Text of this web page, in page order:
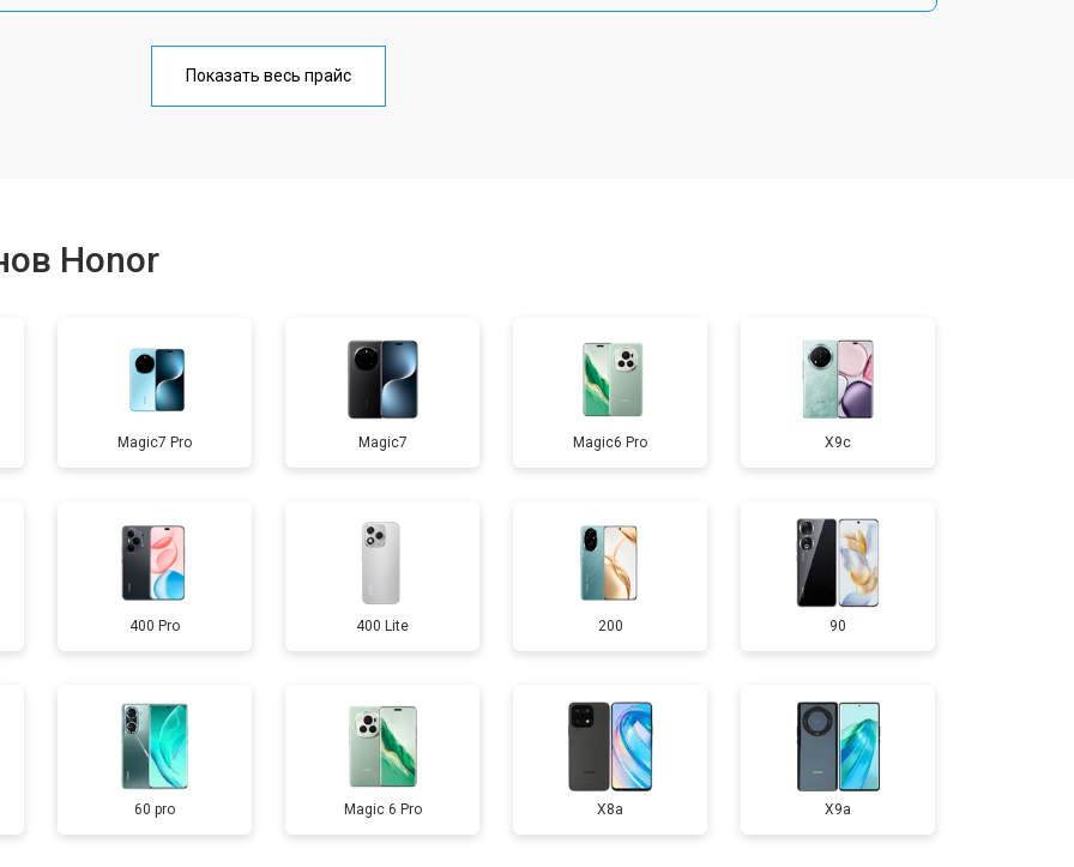
от 70 мин
от 60 мин от 1400 ₽ Заказать
от 60 мин от 2700 ₽ Заказать
от 60 мин от 950 ₽ Заказать
от 50 мин от 1750 ₽ Заказать
от 90 мин от 3200 ₽ Заказать
от 40 мин от 1400 ₽
Показать весь прайс
Honor
Magic7 Pro Magic7 Magic6 Pro X9c
400 Pro 400 Lite 200 90
60 pro Magic 6 Pro X8a X9a